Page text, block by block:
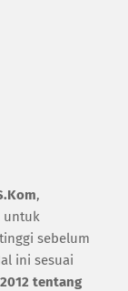
,
untuk
sebelum
ini sesuai
tentang